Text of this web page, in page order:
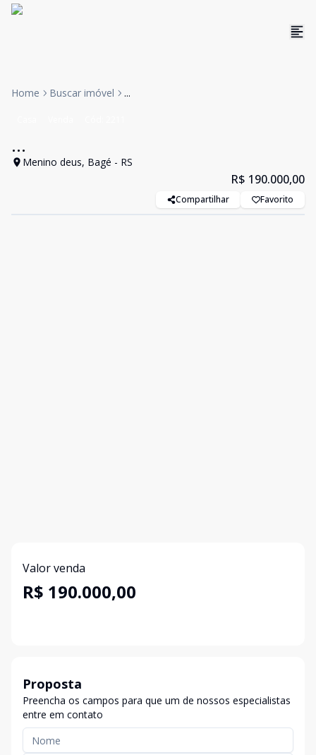
Home Buscar imóvel ...
...
Menino deus, Bagé - RS
R$ 190.000,00
Compartilhar Favorito
Valor venda
R$ 190.000,00
Proposta
Preencha os campos para que um de nossos especialistas
entre em contato